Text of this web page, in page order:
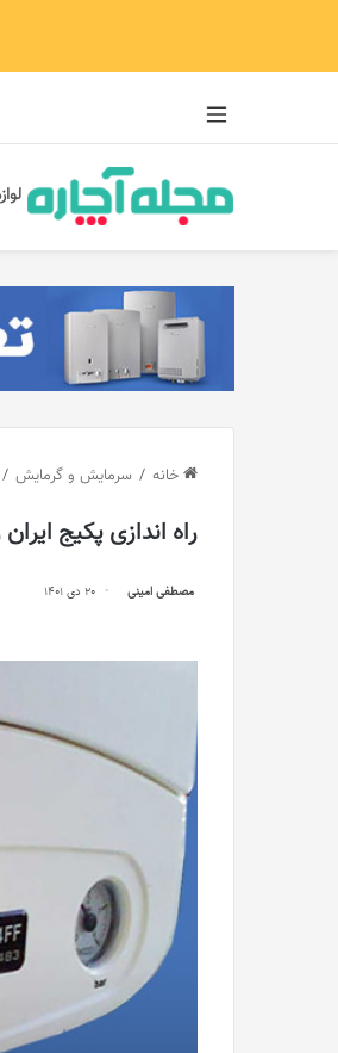
خانه / سرمایش و گرمایش /
راه اندازی پکیج ایران
مصطفی امینی 20 دی 1401